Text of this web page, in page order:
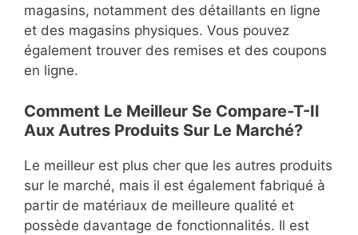
magasins, notamment des détaillants en ligne
et des magasins physiques. Vous pouvez
également trouver des remises et des coupons
en ligne.
Comment Le Meilleur Se Compare-T-Il
Aux Autres Produits Sur Le Marché?
Le meilleur est plus cher que les autres produits
sur le marché, mais il est également fabriqué à
partir de matériaux de meilleure qualité et
possède davantage de fonctionnalités. Il est